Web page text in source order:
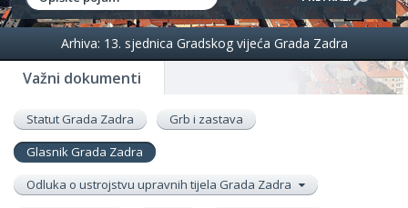
Važni dokumenti
Arhiva: 13. sjednica Gradskog vijeća Grada Zadra
Statut Grada Zadra
Grb i zastava
Glasnik Grada Zadra
Odluka o ustrojstvu upravnih tijela Grada Zadra